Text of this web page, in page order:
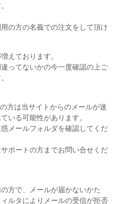
の方の名義での注文をして頂け
えております。
ってないかの今一度確認の上ご
方は当サイトからのメールが迷
いる可能性があります。
メールフォルダを確認してくだ
ポートの方までお問い合せくだ
方で、メールが届かないかた
ルタによりメールの受信が拒否